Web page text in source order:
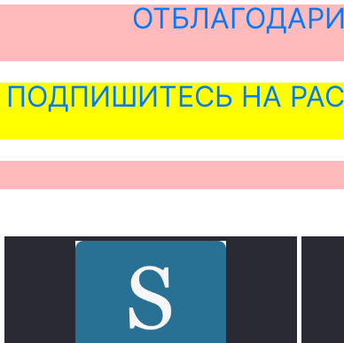
ПОДПИШИТЕСЬ НА